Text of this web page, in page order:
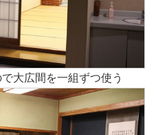
大広間を一組ずつ使う